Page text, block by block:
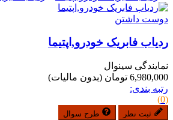
دوست داشتن
ردیاب فابریک خودرو,اپتیما
نمایندگی سینوال
6,980,000 تومان
(بدون مالیات)
رتبه بندی:
(0)
ثبت نظر طرح سوال